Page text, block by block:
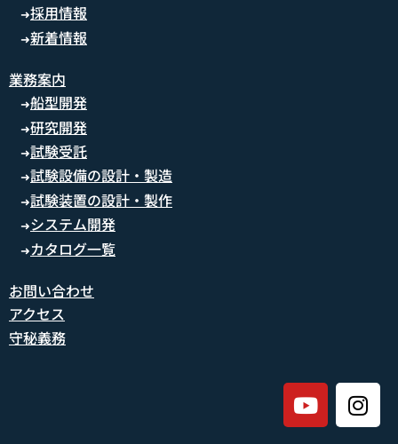
➜採用情報
➜新着情報
業務案内
➜船型開発
➜研究開発
➜試験受託
➜試験設備の設計・製造
➜試験装置の設計・製作
➜システム開発
➜ カタログ一覧
お問い合わせ
アクセス
守秘義務